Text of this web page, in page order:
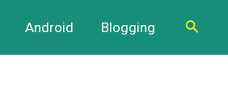
Android Blogging Cari